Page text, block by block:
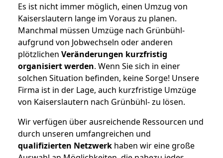
Es ist nicht immer möglich, einen Umzug von
Kaiserslautern lange im Voraus zu planen.
Manchmal müssen Umzüge nach Grünbühl-
aufgrund von Jobwechseln oder anderen
plötzlichen Veränderungen kurzfristig
organisiert werden. Wenn Sie sich in einer
solchen Situation befinden, keine Sorge! Unsere
Firma ist in der Lage, auch kurzfristige Umzüge
von Kaiserslautern nach Grünbühl- zu lösen.
Wir verfügen über ausreichende Ressourcen und
durch unseren umfangreichen und
qualifizierten Netzwerk haben wir eine große